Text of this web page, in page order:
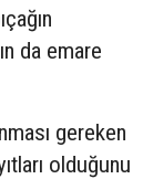
da emare
gereken
olduğunu